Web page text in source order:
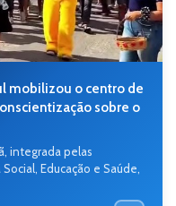
mobilizou o centro de
sobre o
integrada pelas
Educação e Saúde,